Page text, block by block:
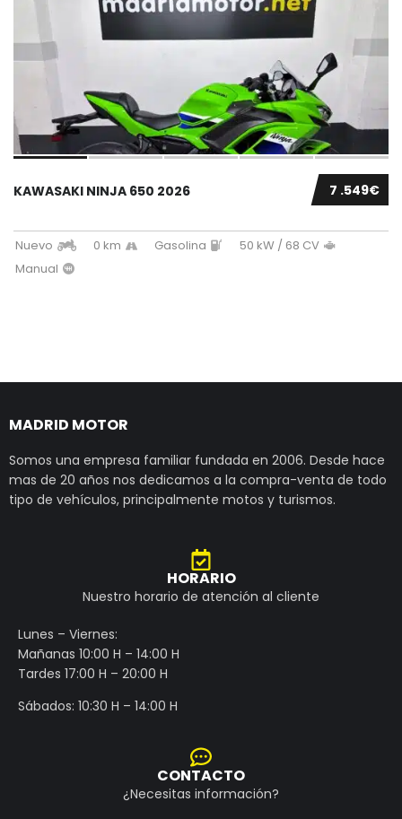
7 .549€
KAWASAKI NINJA 650 2026
Nuevo 0 km Gasolina
50 kW / 68 CV
Manual
MADRID MOTOR
Somos una empresa familiar fundada en 2006. Desde hace
mas de 20 años nos dedicamos a la compra-venta de todo
tipo de vehículos, principalmente motos y turismos.
HORARIO
Nuestro horario de atención al cliente
Lunes – Viernes:
Mañanas 10:00 H – 14:00 H
Tardes 17:00 H – 20:00 H
Sábados: 10:30 H – 14:00 H
CONTACTO
¿Necesitas información?